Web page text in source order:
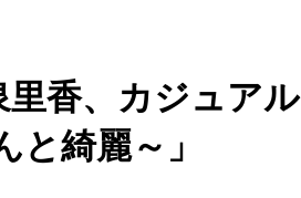
香、カジュアル
綺麗～」